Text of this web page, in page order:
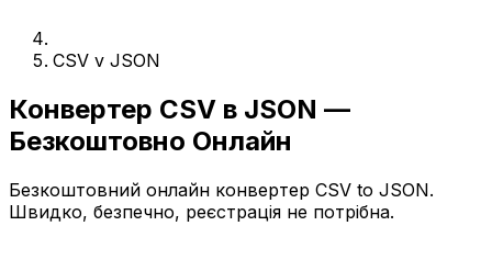
CSV v JSON
Конвертер CSV в JSON —
Безкоштовно Онлайн
Безкоштовний онлайн конвертер CSV to JSON.
Швидко, безпечно, реєстрація не потрібна.